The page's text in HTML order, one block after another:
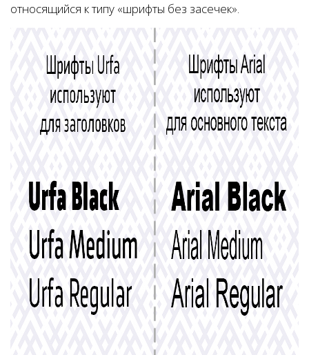
относящийся к типу «шрифты без засечек».